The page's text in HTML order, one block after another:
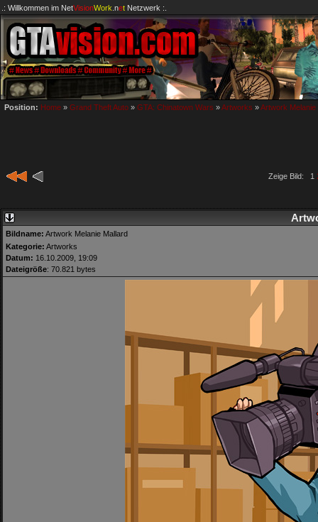
.: Willkommen im NetVisionWork .netNetzwerk :.
Position: Home » Grand Theft Auto » GTA: Chinatown Wars »Artworks »Artwork Melanie
Zeige Bild: 1
Bildname: Artwork Melanie Mallard
Kategorie: Artworks
Datum: 16.10.2009, 19:09
Dateigröße: 70.821 bytes